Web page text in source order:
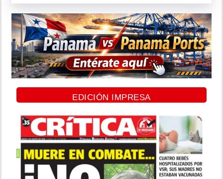
EDICIÓN IMPRESA